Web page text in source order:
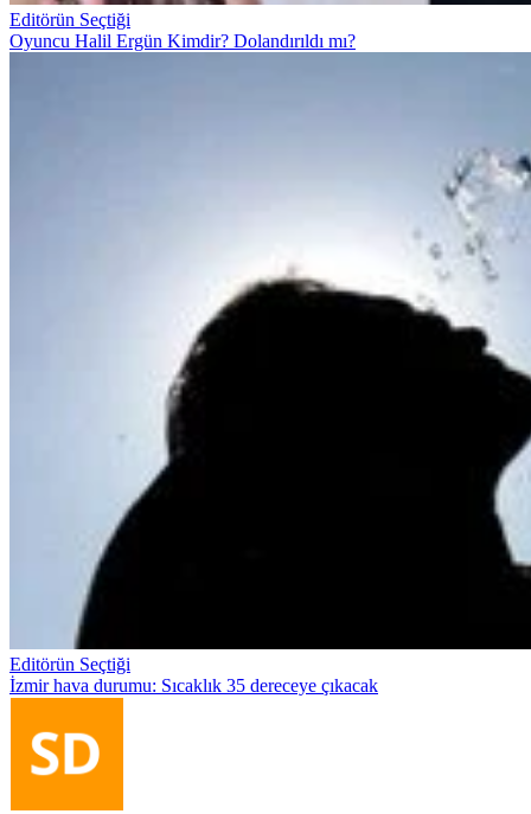
Editörün Seçtiği
Oyuncu Halil Ergün Kimdir? Dolandırıldı mı?
Editörün Seçtiği
İzmir hava durumu: Sıcaklık 35 dereceye çıkacak